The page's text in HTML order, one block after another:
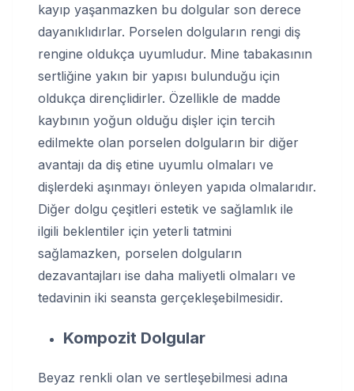
kayıp yaşanmazken bu dolgular son derece
dayanıklıdırlar. Porselen dolguların rengi diş
rengine oldukça uyumludur. Mine tabakasının
sertliğine yakın bir yapısı bulunduğu için
oldukça dirençlidirler. Özellikle de madde
kaybının yoğun olduğu dişler için tercih
edilmekte olan porselen dolguların bir diğer
avantajı da diş etine uyumlu olmaları ve
dişlerdeki aşınmayı önleyen yapıda olmalarıdır.
Diğer dolgu çeşitleri estetik ve sağlamlık ile
ilgili beklentiler için yeterli tatmini
sağlamazken, porselen dolguların
dezavantajları ise daha maliyetli olmaları ve
tedavinin iki seansta gerçekleşebilmesidir.
Kompozit Dolgular
Beyaz renkli olan ve sertleşebilmesi adına